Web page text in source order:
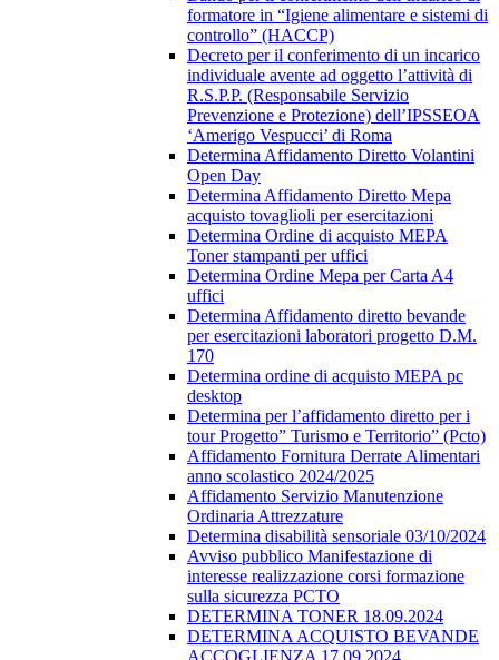
formatore in “Igiene alimentare e sistemi di
controllo” (HACCP)
Decreto per il conferimento di un incarico
individuale avente ad oggetto l’attività di
R.S.P.P. (Responsabile Servizio
Prevenzione e Protezione) dell’IPSSEOA
‘Amerigo Vespucci’ di Roma
Determina Affidamento Diretto Volantini
Open Day
Determina Affidamento Diretto Mepa
acquisto tovaglioli per esercitazioni
Determina Ordine di acquisto MEPA
Toner stampanti per uffici
Determina Ordine Mepa per Carta A4
uffici
Determina Affidamento diretto bevande
per esercitazioni laboratori progetto D.M.
170
Determina ordine di acquisto MEPA pc
desktop
Determina per l’affidamento diretto per i
tour Progetto” Turismo e Territorio” (Pcto)
Affidamento Fornitura Derrate Alimentari
anno scolastico 2024/2025
Affidamento Servizio Manutenzione
Ordinaria Attrezzature
Determina disabilità sensoriale 03/10/2024
Avviso pubblico Manifestazione di
interesse realizzazione corsi formazione
sulla sicurezza PCTO
DETERMINA TONER 18.09.2024
DETERMINA ACQUISTO BEVANDE